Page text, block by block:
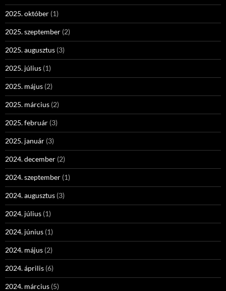
2025. október (1)
2025. szeptember (2)
2025. augusztus (3)
2025. július (1)
2025. május (2)
2025. március (2)
2025. február (3)
2025. január (3)
2024. december (2)
2024. szeptember (1)
2024. augusztus (3)
2024. július (1)
2024. június (1)
2024. május (2)
2024. április (6)
2024. március (5)